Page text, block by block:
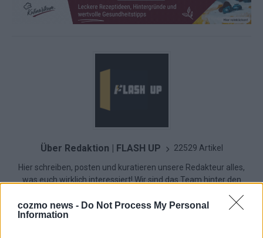
cozmo news - Do Not Process My Personal
Information
Über Redaktion | FLASH UP 22529 Artikel
Hier schreiben, posten und kuratieren unsere Redakteur alles,
was euch wirklich interessiert! Wir sind das Team hinter den
brandheiße Nachrichten, coole Tipps, spannende Hintergründe
oder crazy Trends – wir checken alles für euch, filtern das